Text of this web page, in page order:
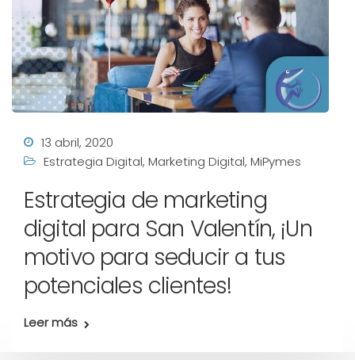
13 abril, 2020
Estrategia Digital, Marketing Digital, MiPymes
Estrategia de marketing
digital para San Valentín, ¡Un
motivo para seducir a tus
potenciales clientes!
Leer más